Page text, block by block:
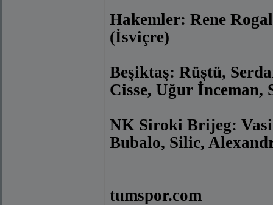
Hakemler: Rene
(İsviçre)
Beşiktaş: Rüştü,
Cisse, Uğur İnceman,
NK Siroki Brijeg:
Bubalo, Silic,
tumspor.com